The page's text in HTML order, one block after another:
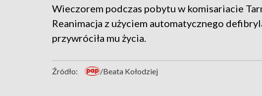
Wieczorem podczas pobytu w komisariacie
Reanimacja z użyciem automatycznego
przywróciła mu życia.
Źródło: /Beata Kołodziej